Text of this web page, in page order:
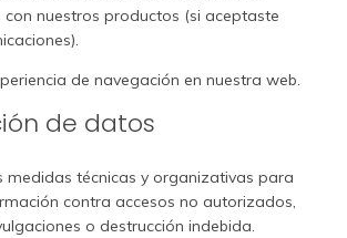
nuestros productos (si aceptaste
de navegación en nuestra web.
de datos
medidas técnicas y organizativas para
contra accesos no autorizados,
o destrucción indebida.